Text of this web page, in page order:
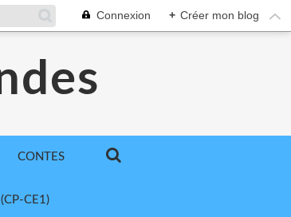
Connexion + Créer mon blog
CONTES
CE1)